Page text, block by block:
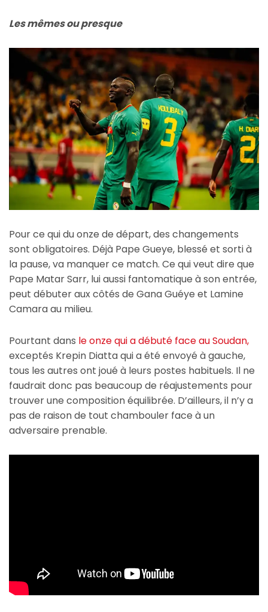
Les mêmes ou presque
Pour ce qui du onze de départ, des changements
sont obligatoires. Déjà Pape Gueye, blessé et sorti à
la pause, va manquer ce match. Ce qui veut dire que
Pape Matar Sarr, lui aussi fantomatique à son entrée,
peut débuter aux côtés de Gana Guéye et Lamine
Camara au milieu.
Pourtant dans le onze qui a débuté face au Soudan,
exceptés Krepin Diatta qui a été envoyé à gauche,
tous les autres ont joué à leurs postes habituels. Il ne
faudrait donc pas beaucoup de réajustements pour
trouver une composition équilibrée. D’ailleurs, il n’y a
pas de raison de tout chambouler face à un
adversaire prenable.